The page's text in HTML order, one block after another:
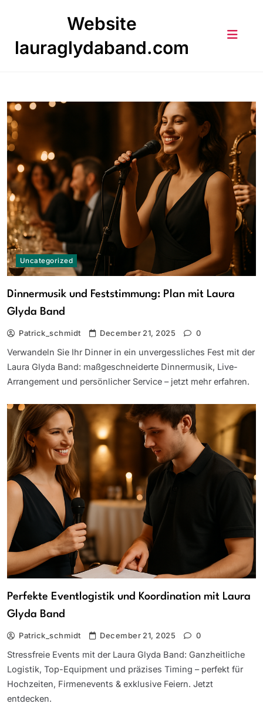
Website
lauraglydaband.com
Uncategorized
Dinnermusik und Feststimmung: Plan mit Laura
Glyda Band
Patrick_schmidt December 21, 2025 0
Verwandeln Sie Ihr Dinner in ein unvergessliches Fest mit der
Laura Glyda Band: maßgeschneiderte Dinnermusik, Live-
Arrangement und persönlicher Service – jetzt mehr erfahren.
Perfekte Eventlogistik und Koordination mit Laura
Glyda Band
Patrick_schmidt December 21, 2025 0
Stressfreie Events mit der Laura Glyda Band: Ganzheitliche
Logistik, Top-Equipment und präzises Timing – perfekt für
Hochzeiten, Firmenevents & exklusive Feiern. Jetzt
entdecken.